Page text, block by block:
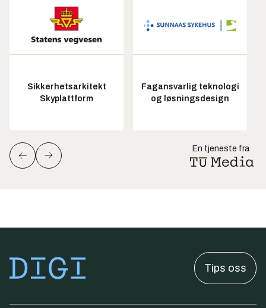
Sikkerhetsarkitekt
Skyplattform
Fagansvarlig teknologi
og løsningsdesign
En tjeneste fra
Tips oss